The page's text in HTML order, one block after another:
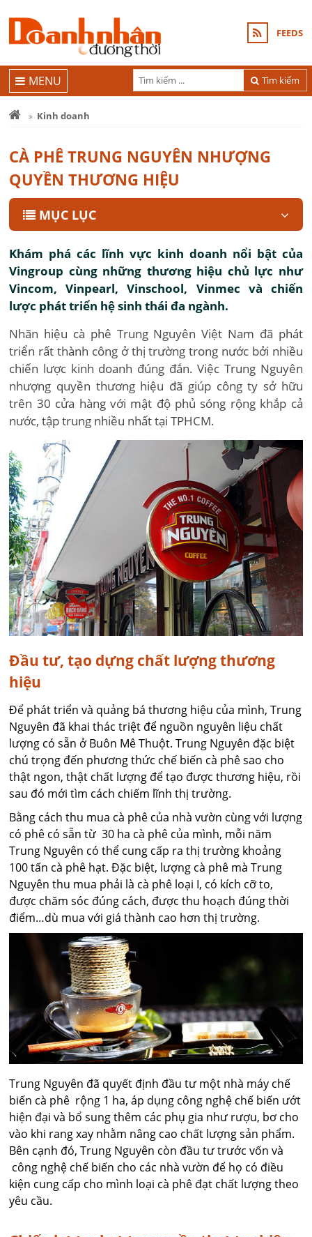
FEEDS
Tìm kiếm
MENU
Kinh doanh
CÀ PHÊ TRUNG NGUYÊN NHƯỢNG
QUYỀN THƯƠNG HIỆU
MỤC LỤC
Khám phá các lĩnh vực kinh doanh nổi bật của
Vingroup cùng những thương hiệu chủ lực như
Vincom, Vinpearl, Vinschool, Vinmec và chiến
lược phát triển hệ sinh thái đa ngành.
Nhãn hiệu cà phê Trung Nguyên Việt Nam đã phát
triển rất thành công ở thị trường trong nước bởi nhiều
chiến lược kinh doanh đúng đắn. Việc Trung Nguyên
nhượng quyền thương hiệu đã giúp công ty sở hữu
trên 30 cửa hàng với mật độ phủ sóng rộng khắp cả
nước, tập trung nhiều nhất tại TPHCM.
Đầu tư, tạo dựng chất lượng thương
hiệu
Để phát triển và quảng bá thương hiệu của mình, Trung
Nguyên đã khai thác triệt để nguồn nguyên liệu chất
lượng có sẵn ở Buôn Mê Thuột. Trung Nguyên đặc biệt
chú trọng đến phương thức chế biến cà phê sao cho
thật ngon, thật chất lượng để tạo được thương hiệu, rồi
sau đó mới tìm cách chiếm lĩnh thị trường.
Bằng cách thu mua cà phê của nhà vườn cùng với lượng
có phê có sẵn từ 30 ha cà phê của mình, mỗi năm
Trung Nguyên có thể cung cấp ra thị trường khoảng
100 tấn cà phê hạt. Đặc biệt, lượng cà phê mà Trung
Nguyên thu mua phải là cà phê loại I, có kích cỡ to,
được chăm sóc đúng cách, được thu hoạch đúng thời
điểm…dù mua với giá thành cao hơn thị trường.
Trung Nguyên đã quyết định đầu tư một nhà máy chế
biến cà phê rộng 1 ha, áp dụng công nghệ chế biến ướt
hiện đại và bổ sung thêm các phụ gia như rượu, bơ cho
vào khi rang xay nhằm nâng cao chất lượng sản phẩm.
Bên cạnh đó, Trung Nguyên còn đầu tư trước vốn và
công nghệ chế biến cho các nhà vườn để họ có điều
kiện cung cấp cho mình loại cà phê đạt chất lượng theo
yêu cầu.